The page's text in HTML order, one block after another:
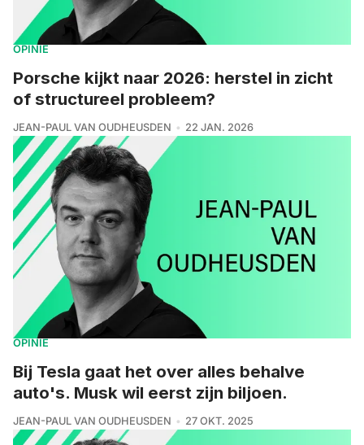
OPINIE
Porsche kijkt naar 2026: herstel in zicht
of structureel probleem?
JEAN-PAUL VAN OUDHEUSDEN 22 JAN. 2026
OPINIE
Bij Tesla gaat het over alles behalve
auto's. Musk wil eerst zijn biljoen.
JEAN-PAUL VAN OUDHEUSDEN 27 OKT. 2025